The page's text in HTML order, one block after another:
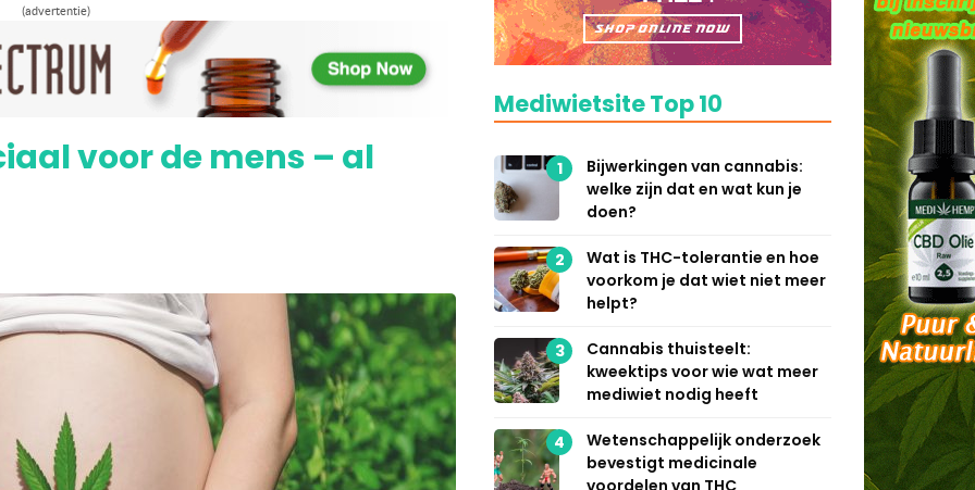
verlicht pijn borstkankerpatiënten en
(advertentie)
voor de mens – al
Mediwietsite Top 10
1
Bijwerkingen van cannabis:
welke zijn dat en wat kun je
doen?
2
Wat is THC-tolerantie en hoe
voorkom je dat wiet niet meer
helpt?
3
Cannabis thuisteelt:
kweektips voor wie wat meer
mediwiet nodig heeft
4
Wetenschappelijk onderzoek
bevestigt medicinale
voordelen van THC